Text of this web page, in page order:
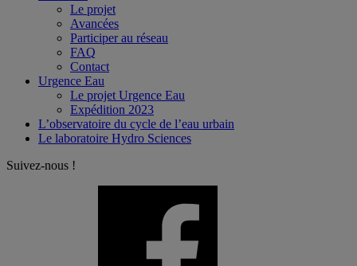
Le projet
Avancées
Participer au réseau
FAQ
Contact
Urgence Eau
Le projet Urgence Eau
Expédition 2023
L’observatoire du cycle de l’eau urbain
Le laboratoire Hydro Sciences
Suivez-nous !